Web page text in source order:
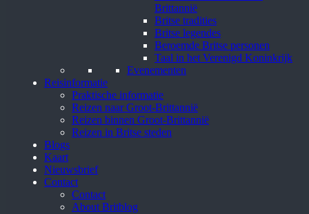
Brittannië
Britse tradities
Britse legendes
Beroemde Britse personen
Taal in het Verenigd Koninkrijk
Evenementen
Reisinformatie
Praktische informatie
Reizen naar Groot-Brittannië
Reizen binnen Groot-Brittannië
Reizen in Britse steden
Blogs
Kaart
Nieuwsbrief
Contact
Contact
About Britblog